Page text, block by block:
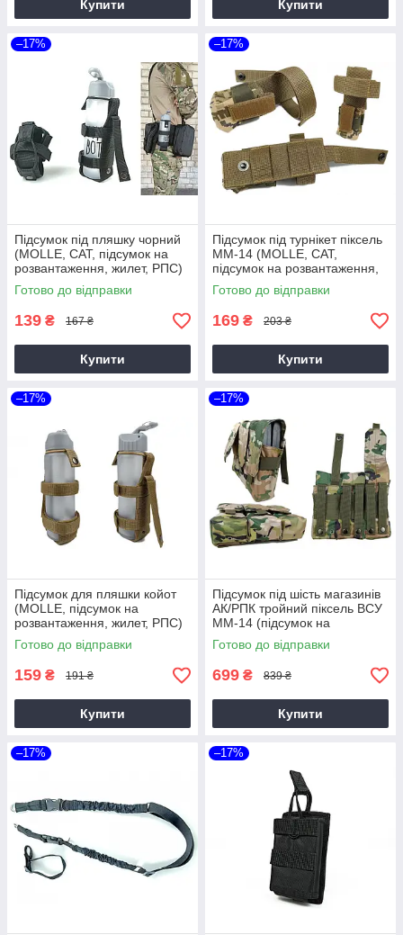
Купити Купити
–17%
Підсумок під пляшку чорний
(MOLLE, CAT, підсумок на
розвантаження, жилет, РПС)
Готово до відправки
139 ₴ 167 ₴
Купити
–17%
Підсумок під турнікет піксель
MM-14 (MOLLE, CAT,
підсумок на розвантаження,
жилет, РПС)
Готово до відправки
169 ₴ 203 ₴
Купити
–17%
Підсумок для пляшки койот
(MOLLE, підсумок на
розвантаження, жилет, РПС)
Готово до відправки
159 ₴ 191 ₴
Купити
–17%
Підсумок під шість магазинів
АК/РПК тройний піксель ВСУ
MM-14 (підсумок на
розвантаження РПС)
Готово до відправки
699 ₴ 839 ₴
Купити
–17% –17%